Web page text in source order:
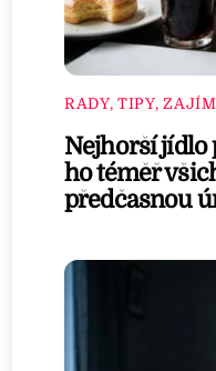
RADY, TIPY,
Nejhorší jídlo
ho téměř
předčasnou